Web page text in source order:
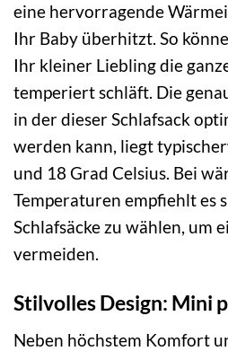
eine hervorragende
Ihr Baby überhitzt. So
Ihr kleiner Liebling die
temperiert schläft. Die
in der dieser Schlafsack
werden kann, liegt
und 18 Grad Celsius. Bei
Temperaturen empfiehlt es
Schlafsäcke zu wählen, um
vermeiden.
Stilvolles Design: Mini
Neben höchstem Komfort